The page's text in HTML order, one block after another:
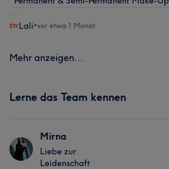
Lali•vor etwa 1 Monat
Mehr anzeigen...
Lerne das Team kennen
Mirna
Liebe zur
Leidenschaft